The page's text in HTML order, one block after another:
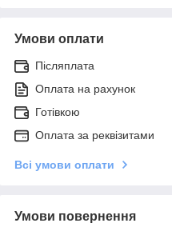
Умови оплати
Післяплата
Оплата на рахунок
Готівкою
Оплата за реквізитами
Всі умови оплати
Умови повернення